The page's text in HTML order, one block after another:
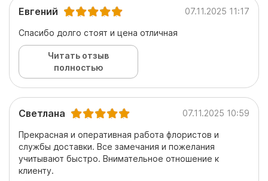
Евгений 07.11.2025 11:17
Спасибо долго стоят и цена отличная
Читать отзыв
полностью
Светлана 07.11.2025 10:59
Прекрасная и оперативная работа флористов и
службы доставки. Все замечания и пожелания
учитывают быстро. Внимательное отношение к
клиенту.